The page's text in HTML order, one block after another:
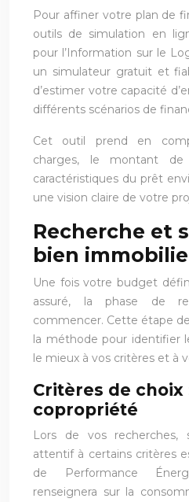
Pour affiner votre plan de
outils de simulation en
pour l’Information sur le
un simulateur gratuit et
d’estimer votre capacité
différents scénarios de
Cet outil prend en
charges, le montant
caractéristiques du prêt
une vision claire de votre
Recherche et
bien
Une fois votre budget
assuré, la phase de
commencer. Cette étape
la méthode pour identifier
le mieux à vos critères et à
Critères de choix
copropriété
Lors de vos recherches,
attentif à certains critères
de Performance
renseignera sur la